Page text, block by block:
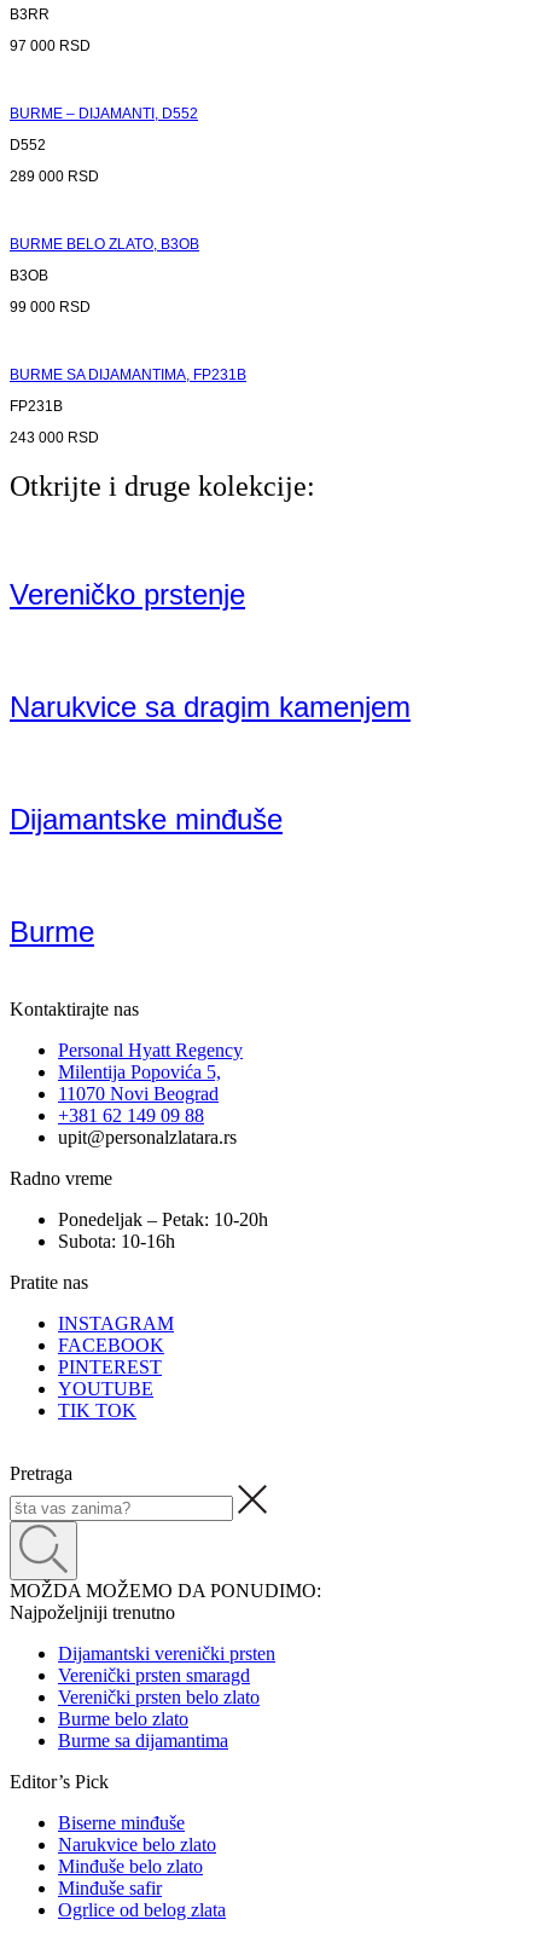
B3RR
97 000 RSD
BURME – DIJAMANTI, D552
D552
289 000 RSD
BURME BELO ZLATO, B3OB
B3OB
99 000 RSD
BURME SA DIJAMANTIMA, FP231B
FP231B
243 000 RSD
Otkrijte i druge kolekcije:
Vereničko prstenje
Narukvice sa dragim kamenjem
Dijamantske minđuše
Burme
Kontaktirajte nas
Personal Hyatt Regency
Milentija Popovića 5,
11070 Novi Beograd
+381 62 149 09 88
upit@personalzlatara.rs
Radno vreme
Ponedeljak – Petak: 10-20h
Subota: 10-16h
Pratite nas
INSTAGRAM
FACEBOOK
PINTEREST
YOUTUBE
TIK TOK
Pretraga
MOŽDA MOŽEMO DA PONUDIMO:
Najpoželjniji trenutno
Dijamantski verenički prsten
Verenički prsten smaragd
Verenički prsten belo zlato
Burme belo zlato
Burme sa dijamantima
Editor’s Pick
Biserne minđuše
Narukvice belo zlato
Minđuše belo zlato
Minđuše safir
Ogrlice od belog zlata